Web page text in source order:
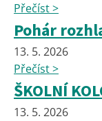
Přečíst >
Pohár
13. 5. 2026
Přečíst >
ŠKOLNÍ
13. 5. 2026